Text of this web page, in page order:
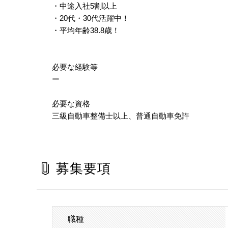
・中途入社5割以上
・20代・30代活躍中！
・平均年齢38.8歳！
必要な経験等
ー
必要な資格
三級自動車整備士以上、普通自動車免許
募集要項
職種